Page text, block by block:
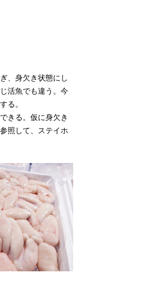
、身欠き状態にし
活魚でも違う。今
る。
きる。仮に身欠き
照して、ステイホ